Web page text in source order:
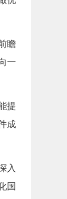
瞻
一
提
成
入
国